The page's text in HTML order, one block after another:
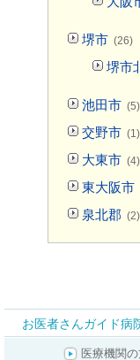
堺市 (26)
堺市
池田市 (5)
交野市 (1)
大東市 (4)
東大阪市
泉北郡 (2)
お医者さんガイド病
医療機関